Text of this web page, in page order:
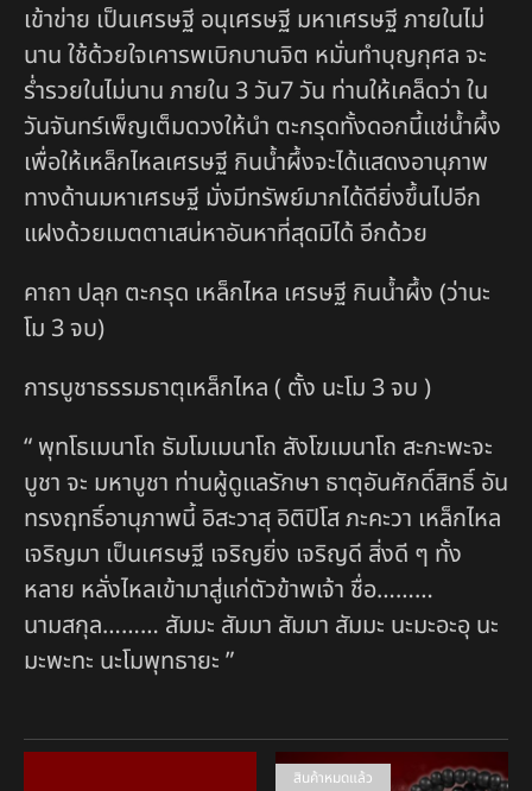
เข้าข่าย เป็นเศรษฐี อนุเศรษฐี มหาเศรษฐี ภายในไม่
นาน ใช้ด้วยใจเคารพเบิกบานจิต หมั่นทำบุญกุศล จะ
ร่ำรวยในไม่นาน ภายใน 3 วัน7 วัน ท่านให้เคล็ดว่า ใน
วันจันทร์เพ็ญเต็มดวงให้นำ ตะกรุดทั้งดอกนี้แช่น้ำผึ้ง
เพื่อให้เหล็กไหลเศรษฐี กินน้ำผึ้งจะได้แสดงอานุภาพ
ทางด้านมหาเศรษฐี มั่งมีทรัพย์มากได้ดียิ่งขึ้นไปอีก
แฝงด้วยเมตตาเสน่หาอันหาที่สุดมิได้ อีกด้วย
คาถา ปลุก ตะกรุด เหล็กไหล เศรษฐี กินน้ำผึ้ง (ว่านะ
โม 3 จบ)
การบูชาธรรมธาตุเหล็กไหล ( ตั้ง นะโม 3 จบ )
“ พุทโธเมนาโถ ธัมโมเมนาโถ สังโฆเมนาโถ สะกะพะจะ
บูชา จะ มหาบูชา ท่านผู้ดูแลรักษา ธาตุอันศักดิ์สิทธิ์ อัน
ทรงฤทธิ์อานุภาพนี้ อิสะวาสุ อิติปิโส ภะคะวา เหล็กไหล
เจริญมา เป็นเศรษฐี เจริญยิ่ง เจริญดี สิ่งดี ๆ ทั้ง
หลาย หลั่งไหลเข้ามาสู่แก่ตัวข้าพเจ้า ชื่อ………
นามสกุล……… สัมมะ สัมมา สัมมา สัมมะ นะมะอะอุ นะ
มะพะทะ นะโมพุทธายะ ”
สินค้าหมดแล้ว